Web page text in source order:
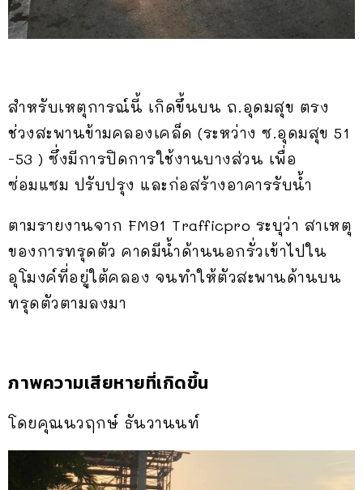
สำหรับเหตุการณ์นี้ เกิดขึ้นบน ถ.อุดมสุข ตรง
ช่วงสะพานข้ามคลองเคล็ด (ระหว่าง ซ.อุดมสุข 51
-53 ) ซึ่งมีการปิดการใช้งานบางส่วน เพื่อ
ซ่อมแซม ปรับปรุง และก่อสร้างอาคารรับน้ำ
ตามรายงานจาก FM91 Trafficpro ระบุว่า สาเหตุ
ของการทรุดตัว คาดมีน้ำด้านนอกรั่วเข้าไปใน
อุโมงค์ที่อยู่ใต้คลอง จนทำให้ตัวสะพานด้านบน
ทรุดตัวตามลงมา
ภาพความเสียหายที่เกิดขึ้น
โดยคุณนวฤกษ์ ธันวานนท์